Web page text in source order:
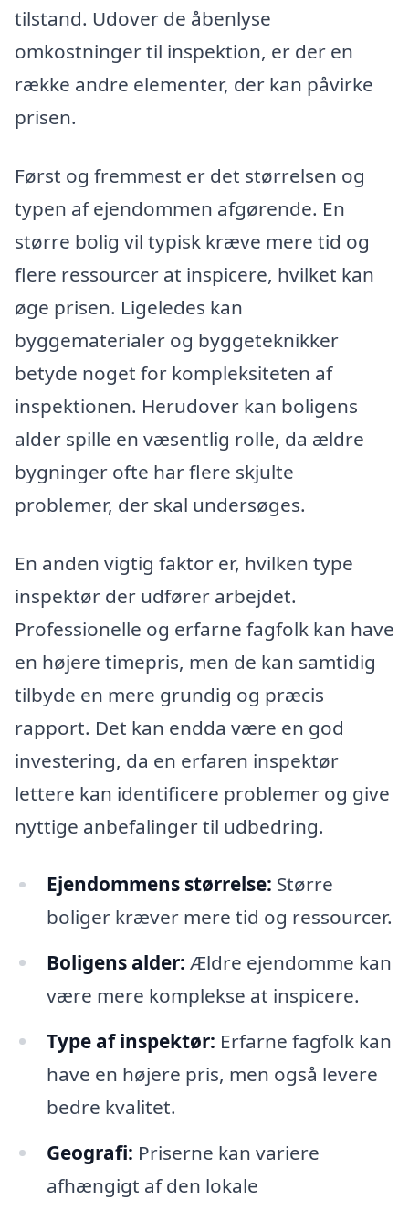
tilstand. Udover de åbenlyse
omkostninger til inspektion, er der en
række andre elementer, der kan påvirke
prisen.
Først og fremmest er det størrelsen og
typen af ejendommen afgørende. En
større bolig vil typisk kræve mere tid og
flere ressourcer at inspicere, hvilket kan
øge prisen. Ligeledes kan
byggematerialer og byggeteknikker
betyde noget for kompleksiteten af
inspektionen. Herudover kan boligens
alder spille en væsentlig rolle, da ældre
bygninger ofte har flere skjulte
problemer, der skal undersøges.
En anden vigtig faktor er, hvilken type
inspektør der udfører arbejdet.
Professionelle og erfarne fagfolk kan have
en højere timepris, men de kan samtidig
tilbyde en mere grundig og præcis
rapport. Det kan endda være en god
investering, da en erfaren inspektør
lettere kan identificere problemer og give
nyttige anbefalinger til udbedring.
Ejendommens størrelse: Større
boliger kræver mere tid og ressourcer.
Boligens alder: Ældre ejendomme kan
være mere komplekse at inspicere.
Type af inspektør: Erfarne fagfolk kan
have en højere pris, men også levere
bedre kvalitet.
Geografi: Priserne kan variere
afhængigt af den lokale